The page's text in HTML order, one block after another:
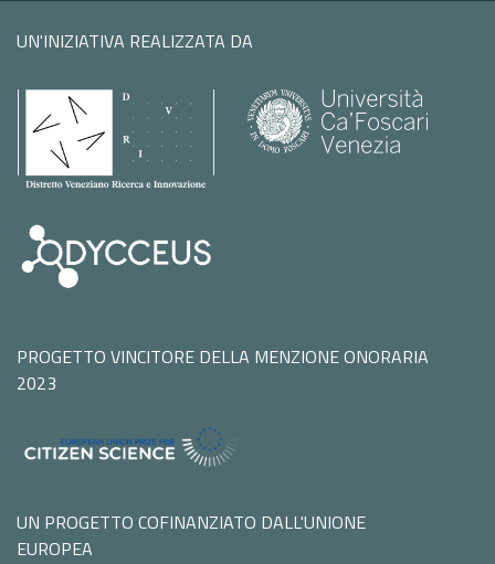
UN'INIZIATIVA REALIZZATA DA
PROGETTO VINCITORE DELLA MENZIONE ONORARIA
2023
UN PROGETTO COFINANZIATO DALL'UNIONE
EUROPEA